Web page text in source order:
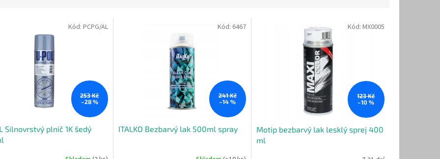
253 Kč
–28 %
Silnovrstvý plnič 1K šedý
Kód: PCPG/AL
241 Kč
–14 %
ITALKO Bezbarvý lak 500ml spray
Kód: 6467
123 Kč
–10 %
Motip bezbarvý lak lesklý sprej 400
ml
Kód: MX0005